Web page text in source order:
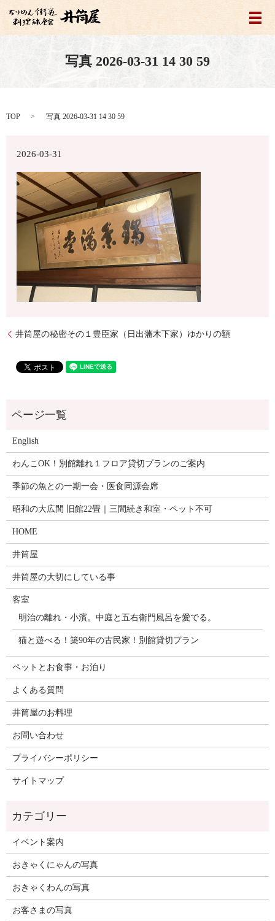
メ
写真 2026-03-31 14 30 59
TOP 写真 2026-03-31 14 30 59
2026-03-31
井筒屋の秘密その１豊臣家（日出藩木下家）ゆかりの額
English
わんこOK！別館離れ１フロア貸切プランのご案内
季節の魚との一期一会・医食同源会席
昭和の大広間 旧館22畳｜三間続き和室・ペット不可
HOME
井筒屋
井筒屋の大切にしている事
客室
明治の離れ・小濱。中庭と五右衛門風呂を愛でる。
猫と遊べる！築90年の古民家！別館貸切プラン
ペットとお食事・お泊り
よくある質問
井筒屋のお料理
お問い合わせ
プライバシーポリシー
サイトマップ
イベント案内
おきゃくにゃんの写真
おきゃくわんの写真
お客さまの写真